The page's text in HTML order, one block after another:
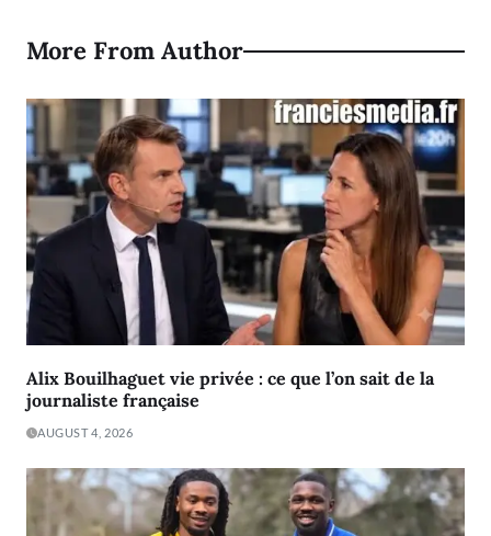
More From Author
Alix Bouilhaguet vie privée : ce que l’on sait de la
journaliste française
AUGUST 4, 2026